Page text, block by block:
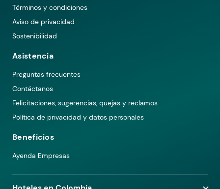
Términos y condiciones
Aviso de privacidad
Sostenibilidad
Asistencia
Preguntas frecuentes
Contáctanos
Felicitaciones, sugerencias, quejas y reclamos
Política de privacidad y datos personales
Beneficios
Ayenda Empresas